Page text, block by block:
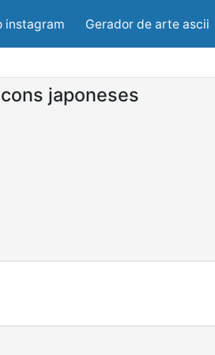
instagram Gerador de arte ascii
japoneses